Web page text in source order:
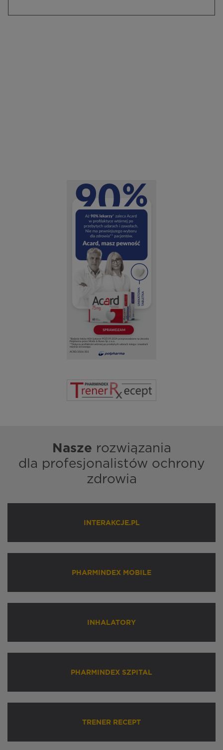
Nasze rozwiązania
dla profesjonalistów ochrony
zdrowia
INTERAKCJE.PL
PHARMINDEX MOBILE
INHALATORY
PHARMINDEX SZPITAL
TRENER RECEPT